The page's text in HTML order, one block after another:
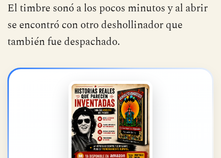
El timbre sonó a los pocos minutos y al abrir
se encontró con otro deshollinador que
también fue despachado.